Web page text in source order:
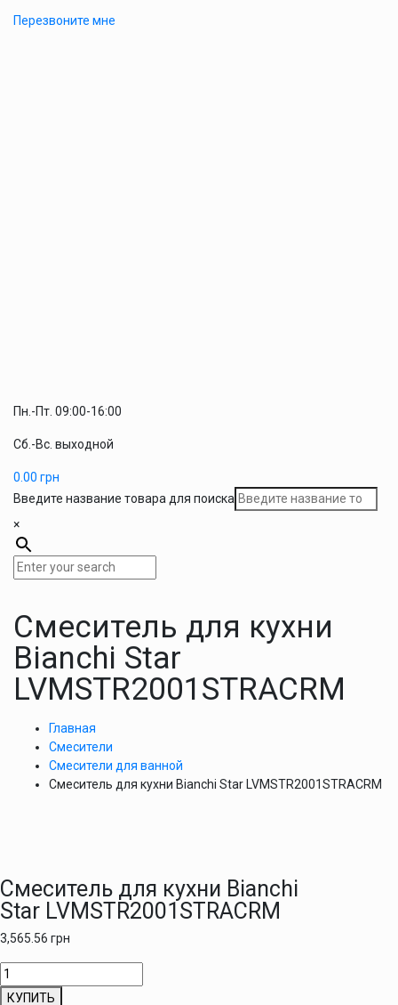
Перезвоните мне
Пн.-Пт. 09:00-16:00
Сб.-Вс. выходной
0.00 грн
Введите название товара для поиска
×
Смеситель для кухни
Bianchi Star
LVMSTR2001STRACRM
Главная
Смесители
Смесители для ванной
Смеситель для кухни Bianchi Star LVMSTR2001STRACRM
Смеситель для кухни Bianchi
Star LVMSTR2001STRACRM
3,565.56 грн
Количество
товара
КУПИТЬ